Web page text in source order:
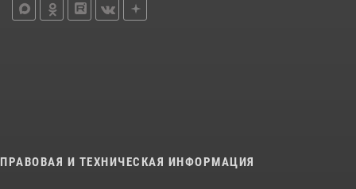
ПРАВОВАЯ И ТЕХНИЧЕСКАЯ ИНФОРМАЦИЯ